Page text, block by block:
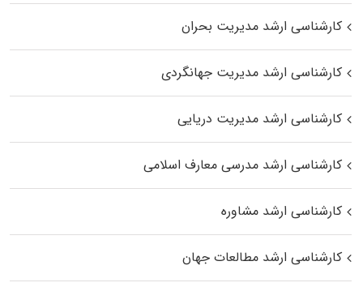
کارشناسی ارشد مدیریت بحران
کارشناسی ارشد مدیریت جهانگردی
کارشناسی ارشد مدیریت دریایی
کارشناسی ارشد مدرسی معارف اسلامی
کارشناسی ارشد مشاوره
کارشناسی ارشد مطالعات جهان